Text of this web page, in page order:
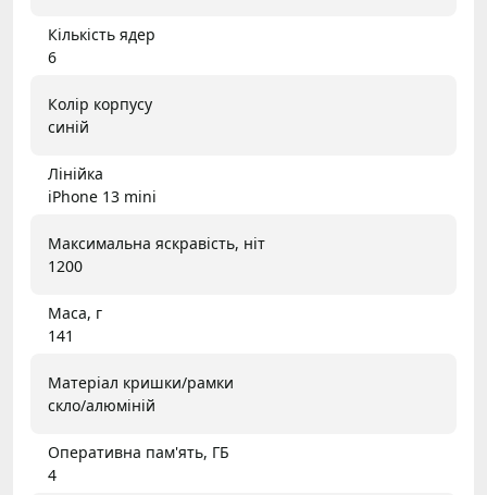
Кількість ядер
6
Колір корпусу
синій
Лінійка
iPhone 13 mini
Максимальна яскравість, ніт
1200
Маса, г
141
Матеріал кришки/рамки
скло/алюміній
Оперативна пам'ять, ГБ
4